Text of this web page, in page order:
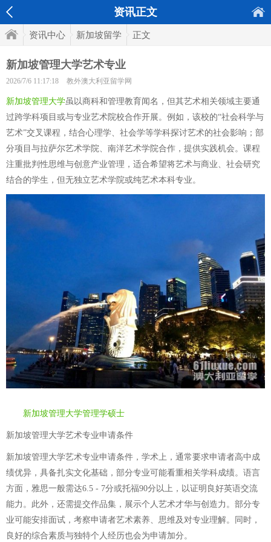
资讯正文
资讯中心 新加坡留学 正文
新加坡管理大学艺术专业
2026/7/6 11:17:18 教外澳大利亚留学网
新加坡管理大学虽以商科和管理教育闻名，但其艺术相关领域主要通
过跨学科项目或与专业艺术院校合作开展。例如，该校的“社会科学与
艺术”交叉课程，结合心理学、社会学等学科探讨艺术的社会影响；部
分项目与拉萨尔艺术学院、南洋艺术学院合作，提供实践机会。课程
注重批判性思维与创意产业管理，适合希望将艺术与商业、社会研究
结合的学生，但无独立艺术学院或纯艺术本科专业。
新加坡管理大学管理学硕士
新加坡管理大学艺术专业申请条件
新加坡管理大学艺术专业申请条件，学术上，通常要求申请者高中成
绩优异，具备扎实文化基础，部分专业可能看重相关学科成绩。语言
方面，雅思一般需达6.5 - 7分或托福90分以上，以证明良好英语交流
能力。此外，还需提交作品集，展示个人艺术才华与创造力。部分专
业可能安排面试，考察申请者艺术素养、思维及对专业理解。同时，
良好的综合素质与独特个人经历也会为申请加分。